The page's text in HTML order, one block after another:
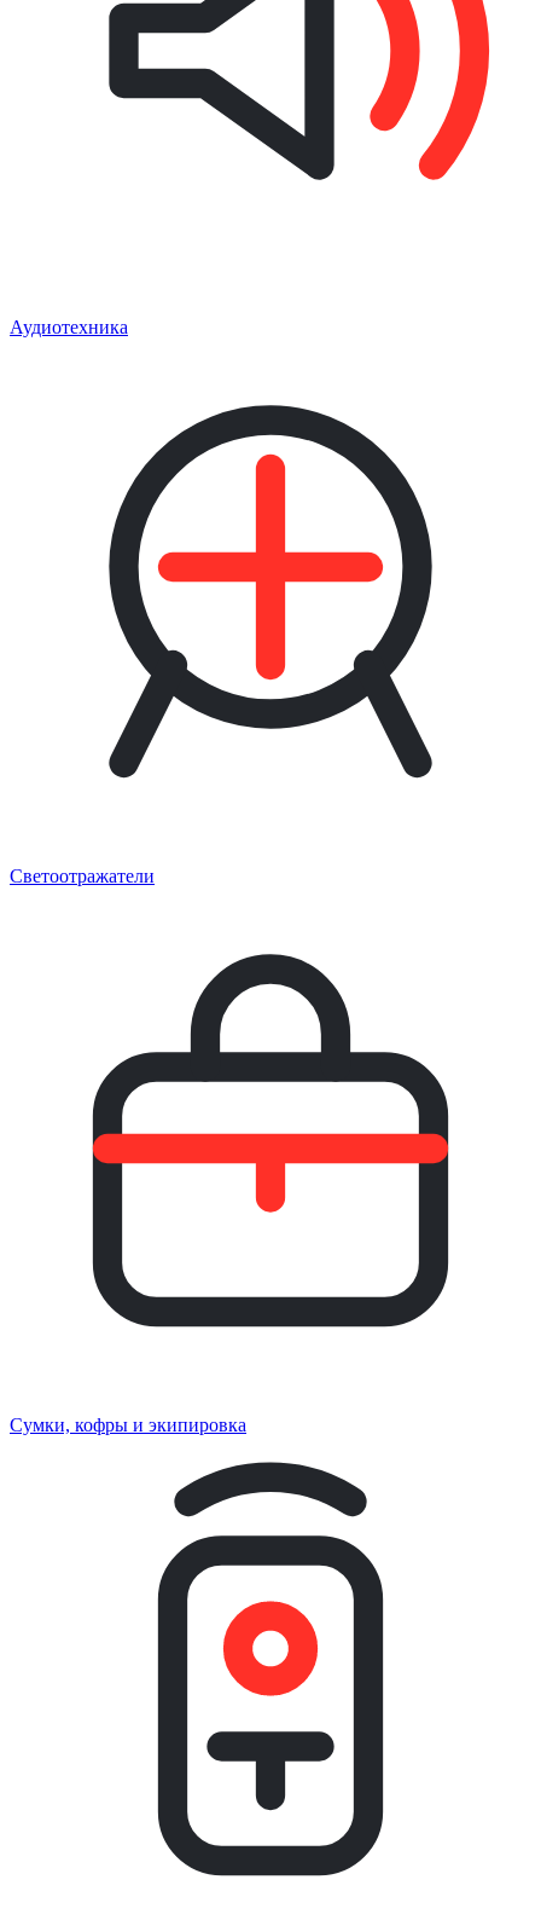
Аудиотехника
Светоотражатели
Сумки, кофры и экипировка